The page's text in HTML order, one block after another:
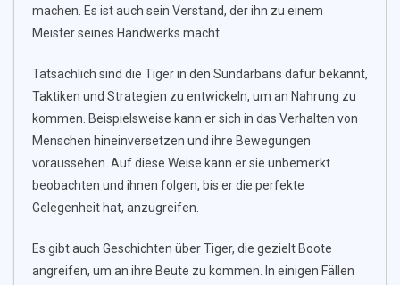
machen. Es ist auch sein Verstand, der ihn zu einem
Meister seines Handwerks macht.
Tatsächlich sind die Tiger in den Sundarbans dafür bekannt,
Taktiken und Strategien zu entwickeln, um an Nahrung zu
kommen. Beispielsweise kann er sich in das Verhalten von
Menschen hineinversetzen und ihre Bewegungen
voraussehen. Auf diese Weise kann er sie unbemerkt
beobachten und ihnen folgen, bis er die perfekte
Gelegenheit hat, anzugreifen.
Es gibt auch Geschichten über Tiger, die gezielt Boote
angreifen, um an ihre Beute zu kommen. In einigen Fällen